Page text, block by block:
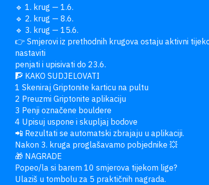
🔹 1. krug — 1.6.
🔹 2. krug — 8.6.
🔹 3. krug — 15.6.
👉 Smjerovi iz prethodnih krugova ostaju aktivni
nastaviti
penjati i upisivati do 23.6.
🧗 KAKO SUDJELOVATI
1 Skeniraj Griptonite karticu na pultu
2 Preuzmi Griptonite aplikaciju
3 Penji označene bouldere
4 Upisuj uspone i skupljaj bodove
📲 Rezultati se automatski zbrajaju u aplikaciji.
Nakon 3. kruga proglašavamo pobjednike 💥
🎁 NAGRADE
Popeo/la si barem 10 smjerova tijekom lige?
Ulaziš u tombolu za 5 praktičnih nagrada.